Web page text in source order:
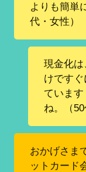
よりも簡単
代・女性）
現金化
けです
ていま
ね。（50
おかげさま
ットカード